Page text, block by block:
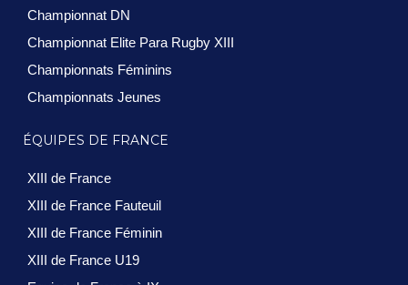
Championnat DN
Championnat Elite Para Rugby XIII
Championnats Féminins
Championnats Jeunes
ÉQUIPES DE FRANCE
XIII de France
XIII de France Fauteuil
XIII de France Féminin
XIII de France U19